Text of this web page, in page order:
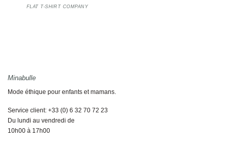
FLAT T-SHIRT COMPANY
Minabulle
Mode éthique pour enfants et mamans.
Service client: +33 (0) 6 32 70 72 23
Du lundi au vendredi de
10h00 à 17h00